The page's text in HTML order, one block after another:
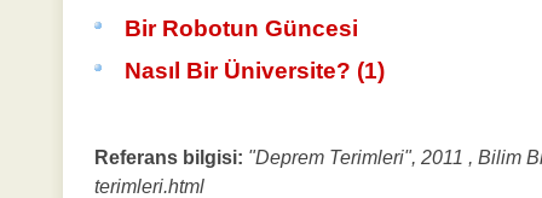
Bir Robotun Güncesi
Nasıl Bir Üniversite? (1)
Referans bilgisi: "Deprem Terimleri", 2011 , Bilim
terimleri.html